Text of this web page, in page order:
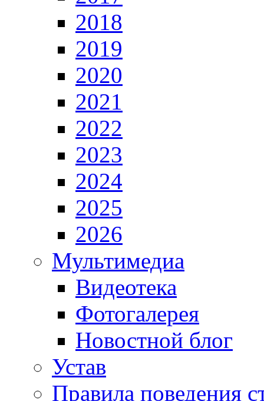
2018
2019
2020
2021
2022
2023
2024
2025
2026
Мультимедиа
Видеотека
Фотогалерея
Новостной блог
Устав
Правила поведения